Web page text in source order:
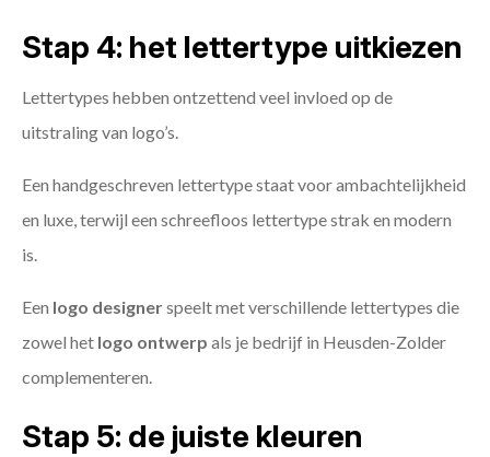
Stap 4: het lettertype uitkiezen
Lettertypes hebben ontzettend veel invloed op de
uitstraling van logo’s.
Een handgeschreven lettertype staat voor ambachtelijkheid
en luxe, terwijl een schreefloos lettertype strak en modern
is.
Een logo designerspeelt met verschillende lettertypes die
zowel het logo ontwerp als je bedrijf in Heusden-Zolder
complementeren.
Stap 5: de juiste kleuren